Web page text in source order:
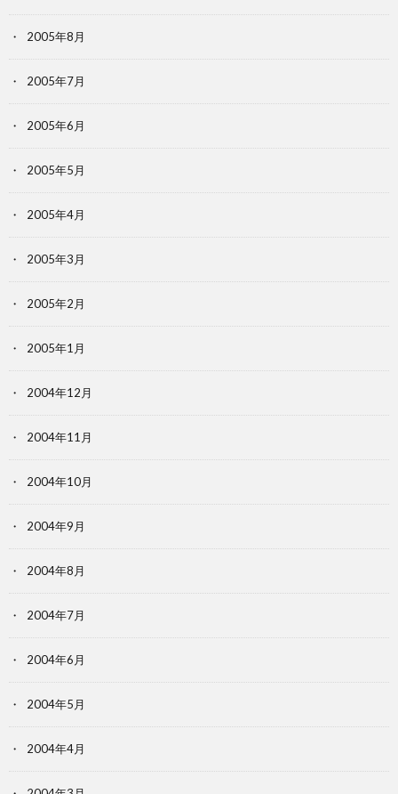
2005年8月
2005年7月
2005年6月
2005年5月
2005年4月
2005年3月
2005年2月
2005年1月
2004年12月
2004年11月
2004年10月
2004年9月
2004年8月
2004年7月
2004年6月
2004年5月
2004年4月